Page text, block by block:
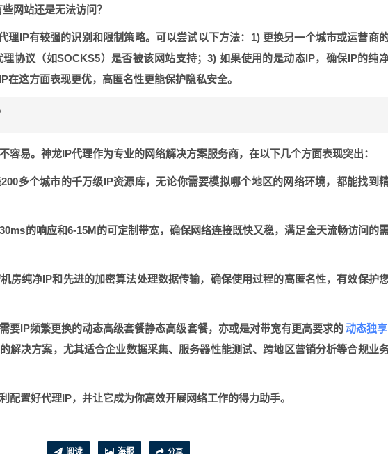
网站还是无法访问？
理IP有较强的识别和限制策略。可以尝试以下方法：1) 更换另一个城市或运营商
协议（如SOCKS5）是否被该网站支持；3) 如果使用的是动态IP，确保IP的纯
在这方面表现更优，高匿名性更能保护隐私安全。
容易。神龙IP代理作为专业的网络解决方案服务商，在以下几个方面表现突出：
多个城市的千万级IP资源库，无论你需要模拟哪个地区的网络环境，都能找到
的响应和6-15M的可定制带宽，确保网络连接既快又稳，满足全天流畅访问的
房纯净IP和先进的加密算法处理数据传输，确保使用过程的高匿名性，有效保护
要IP频繁更换的动态高级套餐静态高级套餐，亦或是对带宽有更高要求的动态独享
解决方案，尤其适合企业数据采集、服务器性能测试、跨地区营销分析等合规业
配置好代理IP，并让它成为你高效开展网络工作的得力助手。
阅读 海报 分享